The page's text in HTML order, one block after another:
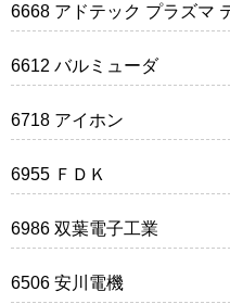
6668 アドテック プラズマ
6612 バルミューダ
6718 アイホン
6955 ＦＤＫ
6986 双葉電子工業
6506 安川電機